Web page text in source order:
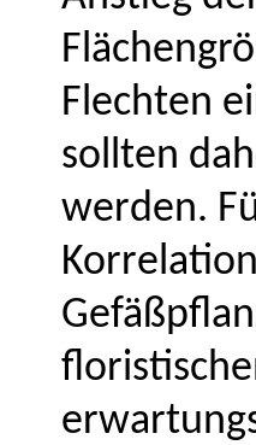
Flechten
sollten
werden.